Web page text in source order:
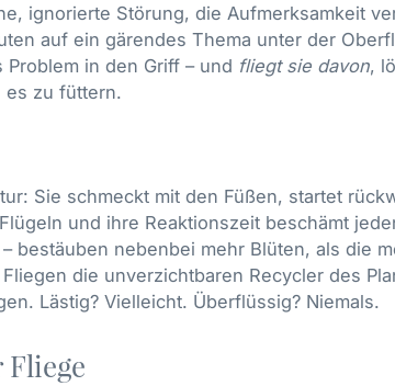
ignorierte Störung, die Aufmerksamkeit
auf ein gärendes Thema unter der
in den Griff – und fliegt sie davon,
es zu füttern.
Sie schmeckt mit den Füßen, startet
und ihre Reaktionszeit beschämt
bestäuben nebenbei mehr Blüten, als die
die unverzichtbaren Recycler des
Lästig? Vielleicht. Überflüssig? Niemals.